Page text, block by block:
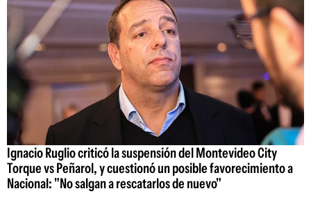
Ignacio Ruglio criticó la suspensión del Montevideo City
Torque vs Peñarol, y cuestionó un posible favorecimiento a
Nacional: "No salgan a rescatarlos de nuevo"